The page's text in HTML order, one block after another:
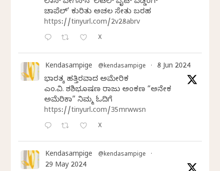
ಚಾಪೆಲ್’ ಕುರಿತು ಅಚಲ ಸೇತು ಬರಹ
https://tinyurl.com/2v28abrv
X
Kendasampige @kendasampige · 8 Jun 2024
ಭಾರತಕ್ಕೆ ಹತ್ತಿರವಾದ ಅಮೇರಿಕ
ಎಂ.ವಿ. ಶಶಿಭೂಷಣ ರಾಜು ಅಂಕಣ “ಅನೇಕ
ಅಮೆರಿಕಾ” ನಿಮ್ಮ ಓದಿಗೆ
https://tinyurl.com/35mrwwsn
X
Kendasampige @kendasampige ·
29 May 2024